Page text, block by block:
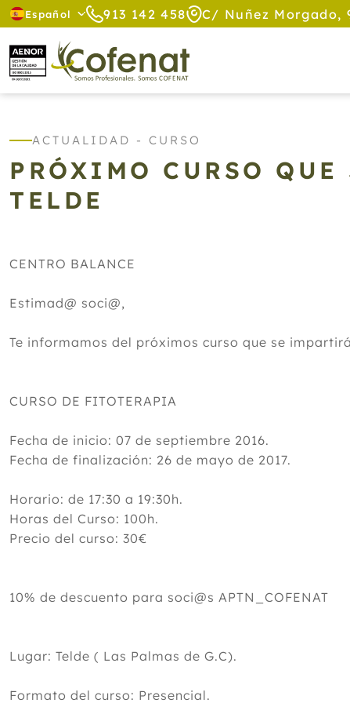
Español 913 142 458 C/ Nuñez Morgado,
ACTUALIDAD - CURSO
PRÓXIMO CURSO
TELDE
CENTRO BALANCE
Estimad@ soci@,
Te informamos del próximos curso que se
CURSO DE FITOTERAPIA
Fecha de inicio: 07 de septiembre 2016.
Fecha de finalización: 26 de mayo de 2017.
Horario: de 17:30 a 19:30h.
Horas del Curso: 100h.
Precio del curso: 30€
10% de descuento para soci@s APTN_COFENAT
Lugar: Telde ( Las Palmas de G.C).
Formato del curso: Presencial.